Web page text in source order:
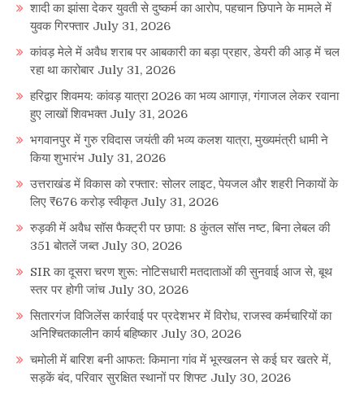
शादी का झांसा देकर युवती से दुष्कर्म का आरोप, पहचान छिपाने के मामले में
युवक गिरफ्तार July 31, 2026
कांवड़ मेले में अवैध शराब पर आबकारी का बड़ा प्रहार, डेयरी की आड़ में चल
रहा था कारोबार July 31, 2026
हरिद्वार शिवमय: कांवड़ यात्रा 2026 का भव्य आगाज़, गंगाजल लेकर रवाना
हुए लाखों शिवभक्त July 31, 2026
भगवानपुर में गुरु रविदास जयंती की भव्य कलश यात्रा, मुख्यमंत्री धामी ने
किया शुभारंभ July 31, 2026
उत्तराखंड में विकास को रफ्तार: सोलर लाइट, पेयजल और शहरी निकायों के
लिए ₹676 करोड़ स्वीकृत July 31, 2026
रुड़की में अवैध सॉस फैक्ट्री पर छापा: 8 कुंतल सॉस नष्ट, बिना लेबल की
351 बोतलें जब्त July 30, 2026
SIR का दूसरा चरण शुरू: नोटिसधारी मतदाताओं की सुनवाई आज से, बूथ
स्तर पर होगी जांच July 30, 2026
सितारगंज विजिलेंस कार्रवाई पर प्रदेशभर में विरोध, राजस्व कर्मचारियों का
अनिश्चितकालीन कार्य बहिष्कार July 30, 2026
चमोली में बारिश बनी आफत: किमाना गांव में भूस्खलन से कई घर खतरे में,
सड़कें बंद, परिवार सुरक्षित स्थानों पर शिफ्ट July 30, 2026